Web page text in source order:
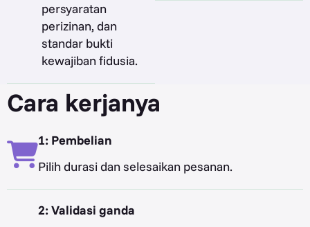
persyaratan
perizinan, dan
standar bukti
kewajiban fidusia.
Cara kerjanya
1: Pembelian
Pilih durasi dan selesaikan pesanan.
2: Validasi ganda